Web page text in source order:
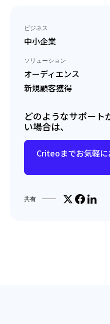
ビジネス
中小企業
ソリューション
オーディエンス
新規顧客獲得
どのようなサポート
い場合は、
Criteoまでお気軽
共有 Share on X
Facebook